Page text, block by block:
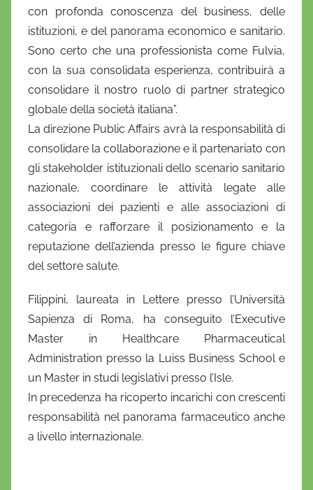
con profonda conoscenza del business, delle
istituzioni, e del panorama economico e sanitario.
Sono certo che una professionista come Fulvia,
con la sua consolidata esperienza, contribuirà a
consolidare il nostro ruolo di partner strategico
globale della società italiana”.
La direzione Public Affairs avrà la responsabilità di
consolidare la collaborazione e il partenariato con
gli stakeholder istituzionali dello scenario sanitario
nazionale, coordinare le attività legate alle
associazioni dei pazienti e alle associazioni di
categoria e rafforzare il posizionamento e la
reputazione dell’azienda presso le figure chiave
del settore salute.
Filippini, laureata in Lettere presso l’Università
Sapienza di Roma, ha conseguito l’Executive
Master in Healthcare Pharmaceutical
Administration presso la Luiss Business School e
un Master in studi legislativi presso l’Isle.
In precedenza ha ricoperto incarichi con crescenti
responsabilità nel panorama farmaceutico anche
a livello internazionale.